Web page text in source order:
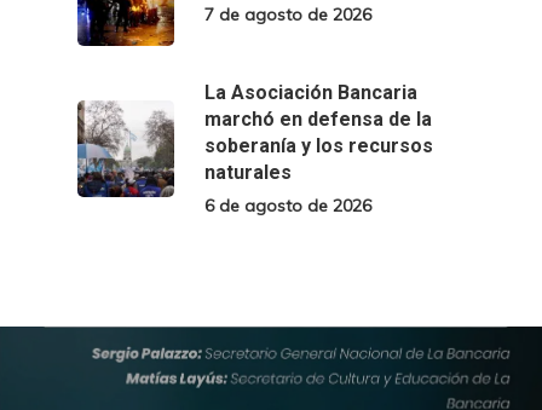
7 de agosto de 2026
La Asociación Bancaria
marchó en defensa de la
soberanía y los recursos
naturales
6 de agosto de 2026